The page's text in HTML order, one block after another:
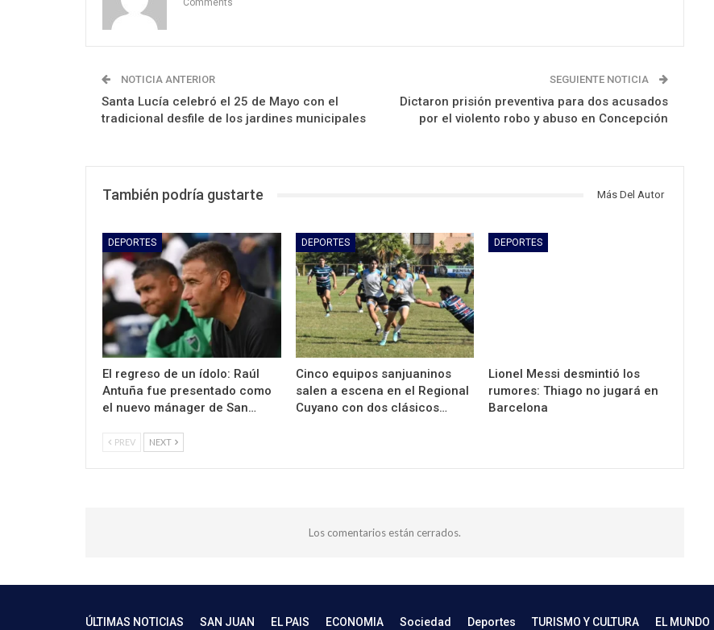
Comments
NOTICIA ANTERIOR
Santa Lucía celebró el 25 de Mayo con el
tradicional desfile de los jardines municipales
SEGUIENTE NOTICIA
Dictaron prisión preventiva para dos acusados
por el violento robo y abuso en Concepción
También podría gustarte Más Del Autor
DEPORTES
El regreso de un ídolo: Raúl
Antuña fue presentado como
el nuevo mánager de San…
DEPORTES
Cinco equipos sanjuaninos
salen a escena en el Regional
Cuyano con dos clásicos…
DEPORTES
Lionel Messi desmintió los
rumores: Thiago no jugará en
Barcelona
PREV NEXT
Los comentarios están cerrados.
ÚLTIMAS NOTICIAS SAN JUAN EL PAIS ECONOMIA Sociedad Deportes TURISMO Y CULTURA EL MUNDO